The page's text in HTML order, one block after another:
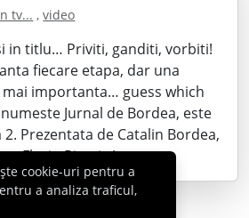
tv... ,video
in titlu… Priviti, ganditi, vorbiti!
fiecare etapa, dar una
importanta… guess which
Jurnal de Bordea, este
Prezentata de Catalin Bordea,
Florin Piersic Jr.
cookie-uri pentru a
a analiza traficul,